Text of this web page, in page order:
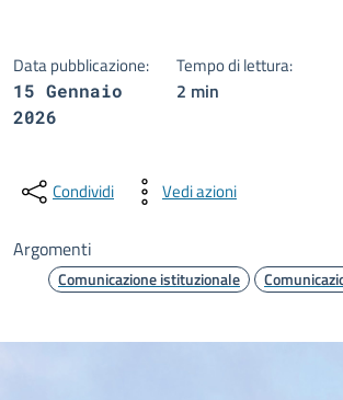
Data pubblicazione:
15 Gennaio
2026
Tempo di lettura:
2 min
Condividi Vedi azioni
Argomenti
Comunicazione istituzionale